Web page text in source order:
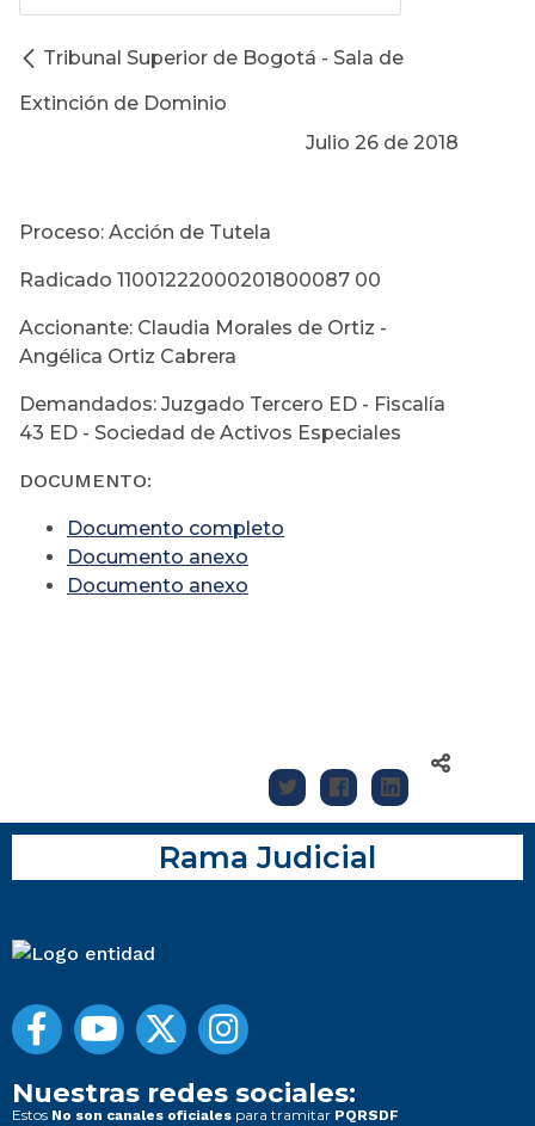
Tribunal Superior de Bogotá - Sala de
Extinción de Dominio
Julio 26 de 2018
Proceso: Acción de Tutela
Radicado 11001222000201800087 00
Accionante: Claudia Morales de Ortiz -
Angélica Ortiz Cabrera
Demandados: Juzgado Tercero ED - Fiscalía
43 ED - Sociedad de Activos Especiales
DOCUMENTO:
Documento completo
Documento anexo
Documento anexo
Rama Judicial
Nuestras redes sociales:
Estos No son canales oficiales para tramitar PQRSDF